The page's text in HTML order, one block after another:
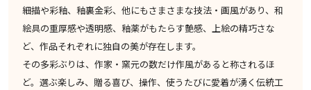
細描や彩釉、釉裏金彩、他にもさまさまな技法・画風があり、和
絵具の重厚感や透明感、釉薬がもたらす艶感、上絵の精巧さな
ど、作品それぞれに独自の美が存在します。
その多彩ぶりは、作家・窯元の数だけ作風があると称されるほ
ど。選ぶ楽しみ、贈る喜び、操作、使うたびに愛着が湧く伝統工